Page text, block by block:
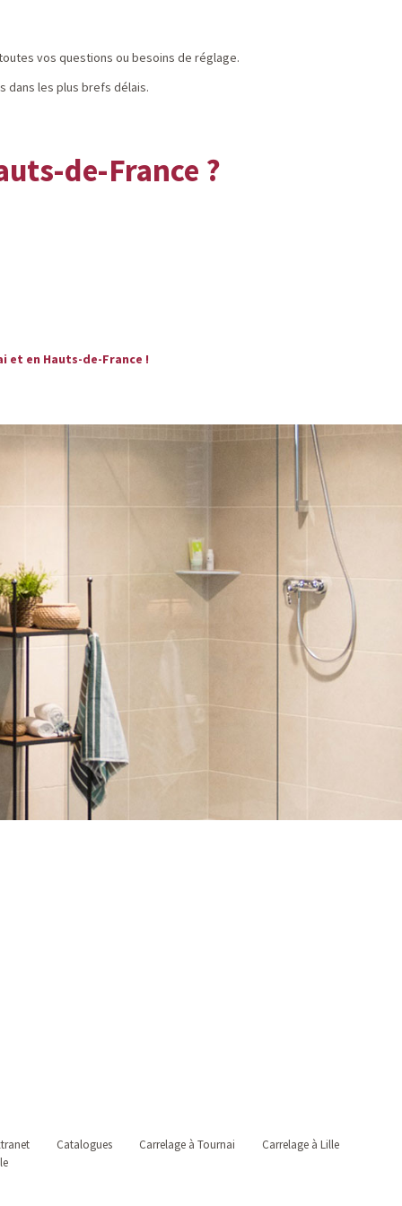
vos questions ou besoins de réglage.
dans les plus brefs délais.
de-France ?
et en Hauts-de-France !
Catalogues Carrelage à Tournai
Carrelage à Lille